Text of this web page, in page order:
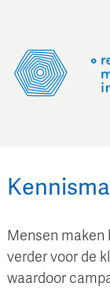
Mensen maken
verder voor de
waardoor